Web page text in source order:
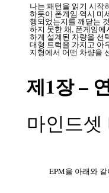
나는 패턴을 읽기 시작
하듯이 폰게임 역시 미
행되었는지를 깨닫는
하지 못한 채, 폰게임
하게 설계된 차량을 선
대형 트럭을 가지고 아
지형에서 어떤 차량을
제1장 –
마인드셋
EPM을 아래와